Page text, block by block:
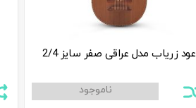
عود زریاب مدل عراقی صفر سایز 2/4